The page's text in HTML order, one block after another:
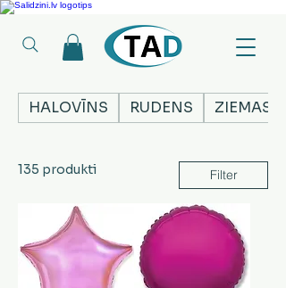
Ledusskapji, Sadzīves tehnika, Smaržas,
HALOVĪNS RUDENS
135 produkti Filter